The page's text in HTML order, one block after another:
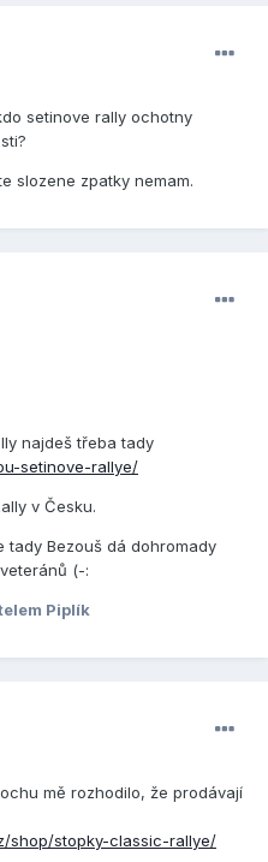
setinove rally ochotny
slozene zpatky nemam.
najdeš třeba tady
setinove-rallye/
v Česku.
tady Bezouš dá dohromady
(-:
Piplík
mě rozhodilo, že prodávají
shop/stopky-classic-rallye/